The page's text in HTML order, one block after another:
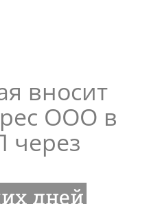
вносит
ООО в
через
дней